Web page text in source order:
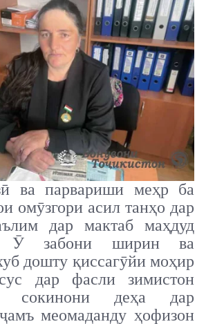
ва парвариши меҳр ба
омӯзгори асил танҳо дар
дар мактаб маҳдуд
Ӯ забони ширин ва
дошту қиссагӯйи моҳир
дар фасли зимистон
сокинони деҳа дар
меомаданду ҳофизон